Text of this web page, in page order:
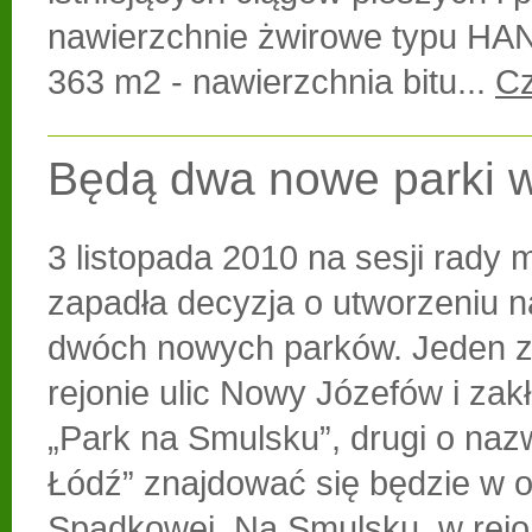
nawierzchnie żwirowe typu
363 m2 - nawierzchnia bitu...
Będą dwa nowe parki
3 listopada 2010 na sesji rady
zapadła decyzja o utworzeniu
dwóch nowych parków. Jeden
rejonie ulic Nowy Józefów i
„Park na Smulsku”, drugi o
Łódź” znajdować się będzie w